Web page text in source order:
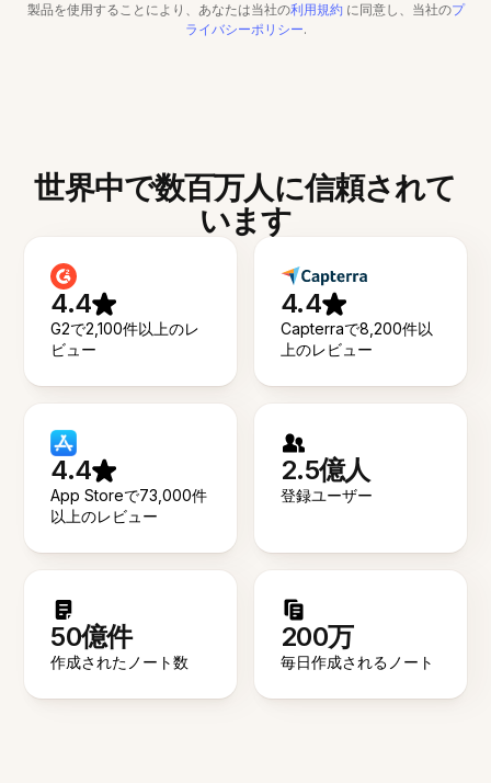
製品を使用することにより、あなたは当社の利用規約 に同意し、当社のプ
ライバシーポリシー.
世界中で数百万人に信頼されて
います
4.4
G2で2,100件以上のレ
ビュー
4.4
Capterraで8,200件以
上のレビュー
4.4
App Storeで73,000件
以上のレビュー
2.5億人
登録ユーザー
50億件
作成されたノート数
200万
毎日作成されるノート